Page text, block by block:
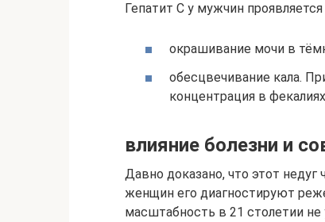
Гепатит С у мужчин
окрашивание мочи в
обесцвечивание кала.
концентрация в
влияние болезни и
Давно доказано, что этот
женщин его диагностируют
масштабность в 21 столетии